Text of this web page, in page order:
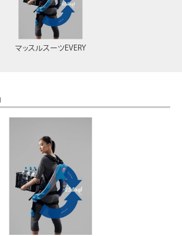
マッスルスーツEVERY